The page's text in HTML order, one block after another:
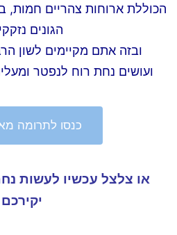
הכוללת ארוחות צהריים חמות,
הגונים
ובזה אתם מקיימים לשון
ועושים נחת רוח לנפטר
כנסו לתרומה
או צלצל עכשיו לעשות
יקירכם